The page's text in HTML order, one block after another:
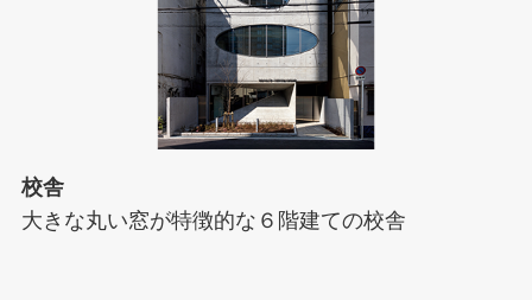
校舎
大きな丸い窓が特徴的な６階建ての校舎